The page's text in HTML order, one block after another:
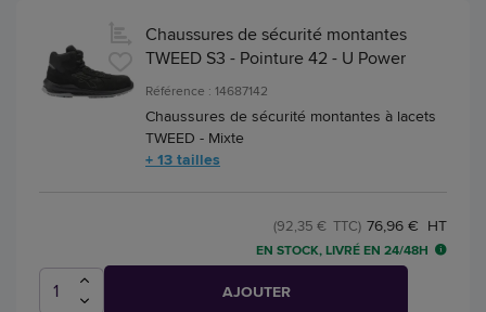
Chaussures de sécurité montantes
TWEED S3 - Pointure 42 - U Power
Référence : 14687142
Chaussures de sécurité montantes à lacets
TWEED - Mixte
+ 13 tailles
76,96 € HT
(92,35 € TTC)
EN STOCK, LIVRÉ EN 24/48H
AJOUTER